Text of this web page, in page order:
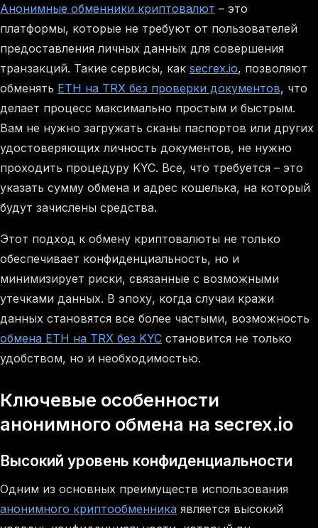
Анонимные обменники криптовалют – это
платформы, которые не требуют от пользователей
предоставления личных данных для совершения
транзакций. Такие сервисы, как secrex.io, позволяют
обменять ETH на TRX без проверки документов, что
делает процесс максимально простым и быстрым.
Вам не нужно загружать сканы паспортов или других
удостоверяющих личность документов, не нужно
проходить процедуру KYC. Все, что требуется – это
указать сумму обмена и адрес кошелька, на который
будут зачислены средства.
Этот подход к обмену криптовалюты не только
обеспечивает конфиденциальность, но и
минимизирует риски, связанные с возможными
утечками данных. В эпоху, когда случаи кражи
данных становятся все более частыми, возможность
обмена ETH на TRX без KYC становится не только
удобством, но и необходимостью.
Ключевые особенности
анонимного обмена на secrex.io
Высокий уровень конфиденциальности
Одним из основных преимуществ использования
анонимного криптообменника является высокий